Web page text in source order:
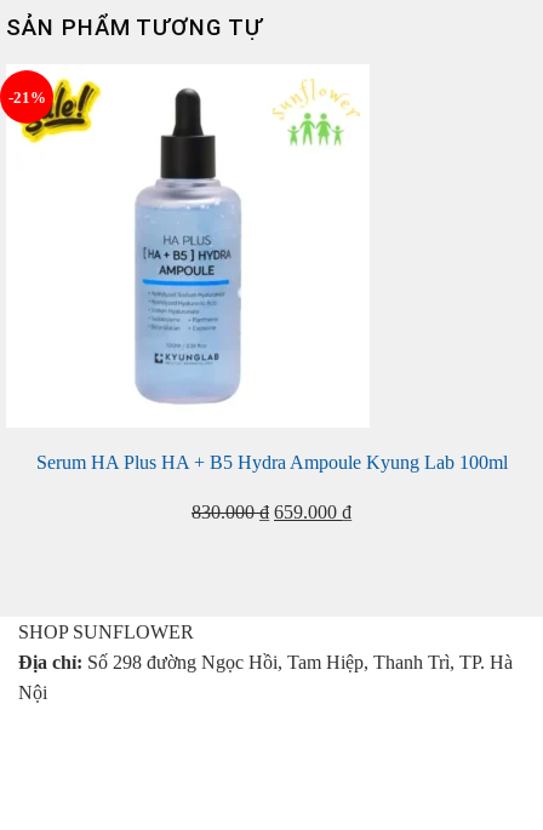
SẢN PHẨM TƯƠNG TỰ
-21%
Serum HA Plus HA + B5 Hydra Ampoule Kyung Lab 100ml
830.000₫ Giá
659.000 ₫Giá
SHOP SUNFLOWER
Địa chỉ: Số 298 đường Ngọc Hồi, Tam Hiệp, Thanh Trì, TP. Hà
Nội